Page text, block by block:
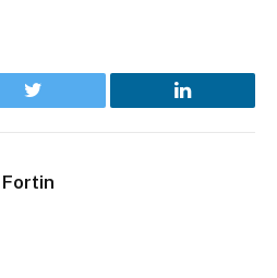
Twitter LinkedIn